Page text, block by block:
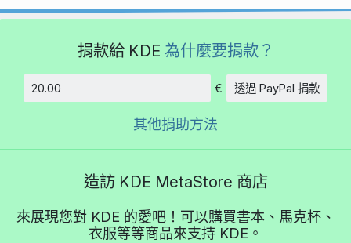
捐款給 KDE 為什麼要捐款？
€ 透過 PayPal 捐款
其他捐助方法
造訪 KDE MetaStore 商店
來展現您對 KDE 的愛吧！可以購買書本、馬克杯、
衣服等等商品來支持 KDE。